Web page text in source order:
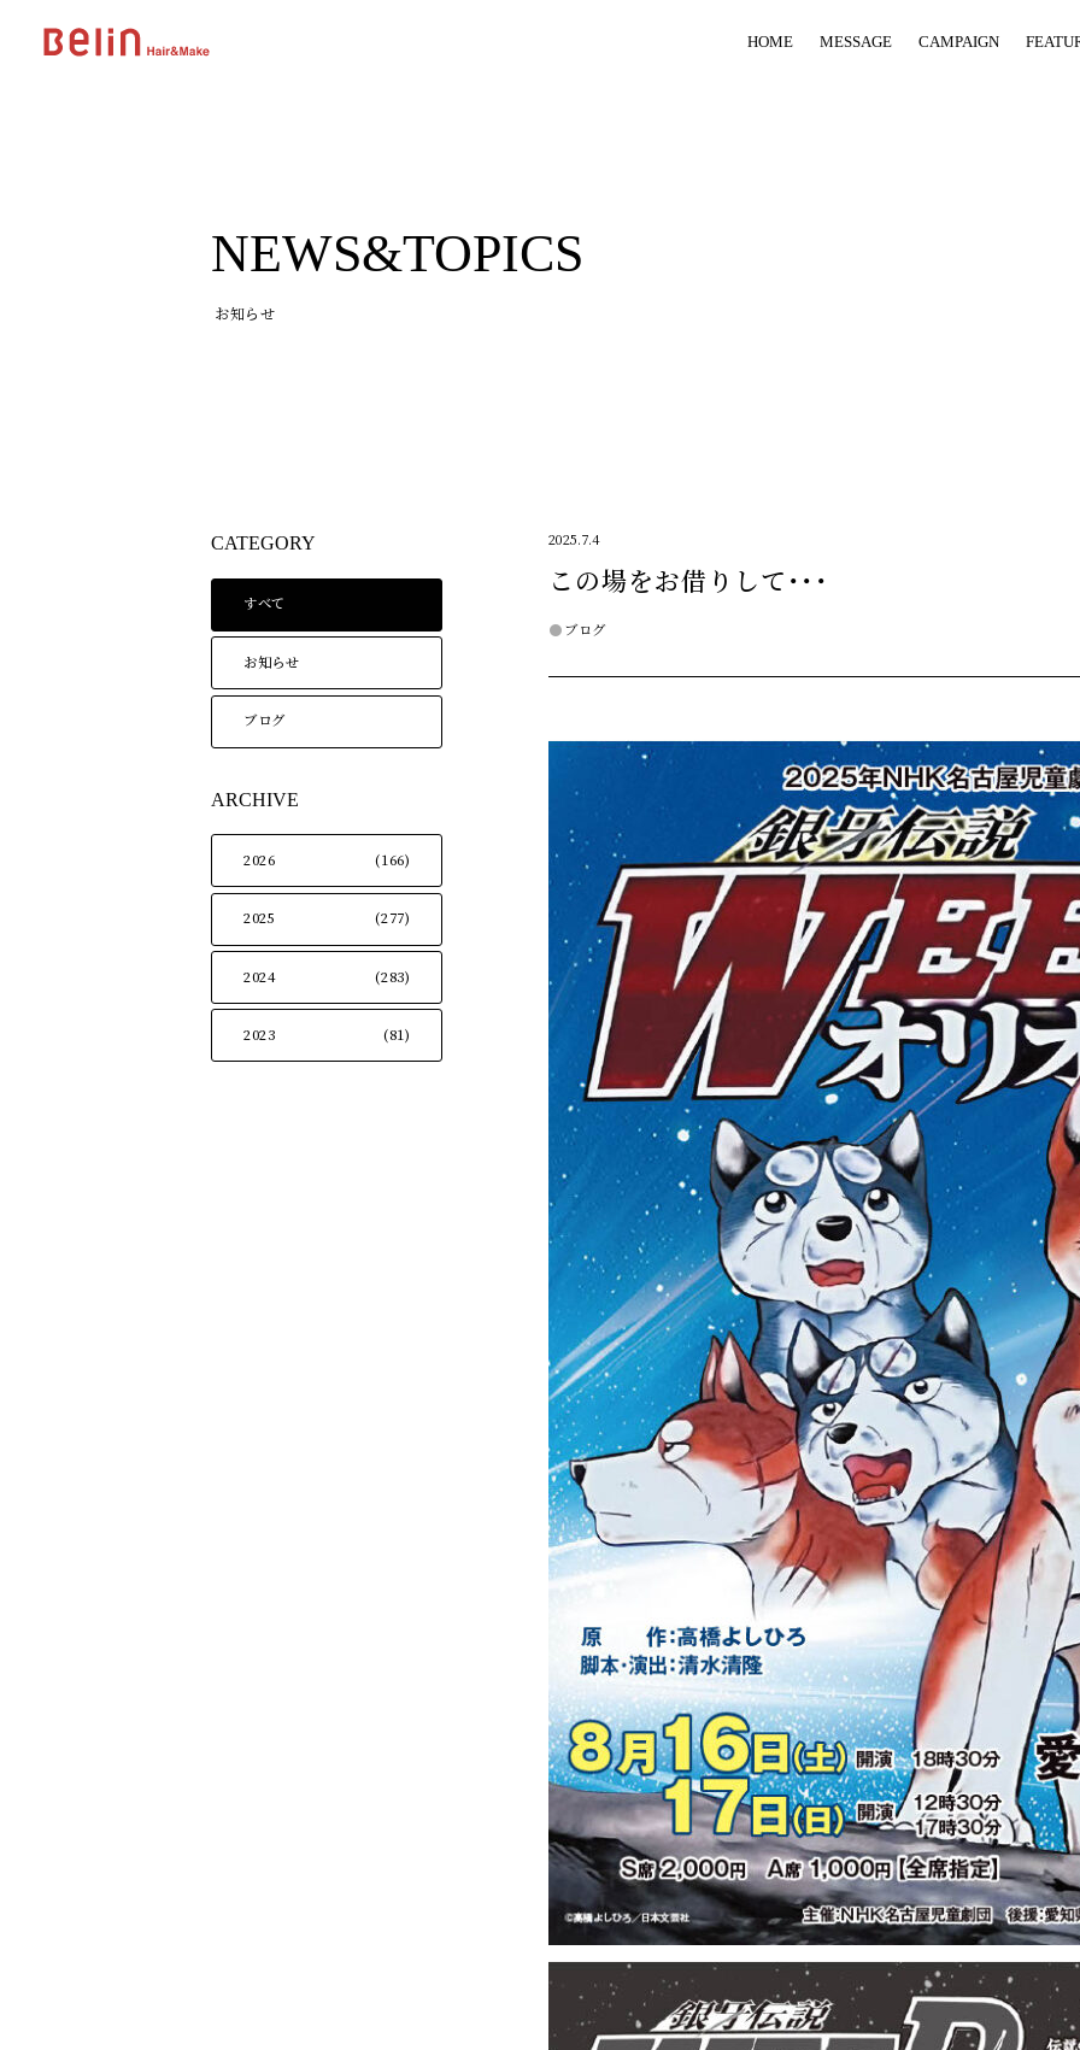
HOME MESSAGE CAMPAIGN
NEWS&TOPICS
お知らせ
CATEGORY
すべて
お知らせ
ブログ
ARCHIVE
2026 (166)
2025 (277)
2024 (283)
2023 (81)
2025.7.4
この場をお借りして・・・
ブログ